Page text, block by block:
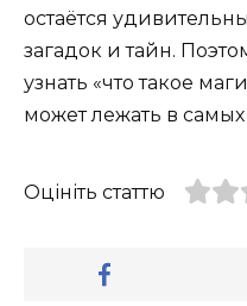
остаётся
загадок и тайн.
узнать «что такое
может лежать в
Оцініть статтю